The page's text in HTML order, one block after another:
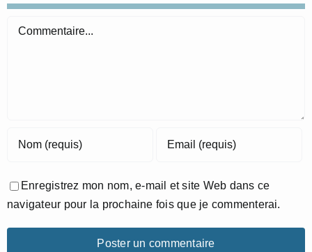
Commentaire
Enregistrez mon nom, e-mail et site Web dans ce
navigateur pour la prochaine fois que je commenterai.